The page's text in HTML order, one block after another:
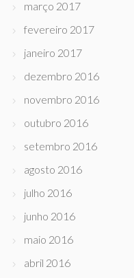
março 2017
fevereiro 2017
janeiro 2017
dezembro 2016
novembro 2016
outubro 2016
setembro 2016
agosto 2016
julho 2016
junho 2016
maio 2016
abril 2016